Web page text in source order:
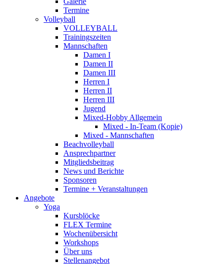
Termine
Volleyball
VOLLEYBALL
Trainingszeiten
Mannschaften
Damen I
Damen II
Damen III
Herren I
Herren II
Herren III
Jugend
Mixed-Hobby Allgemein
Mixed - In-Team (Kopie)
Mixed - Mannschaften
Beachvolleyball
Ansprechpartner
Mitgliedsbeitrag
News und Berichte
Sponsoren
Termine + Veranstaltungen
Angebote
Yoga
Kursblöcke
FLEX Termine
Wochenübersicht
Workshops
Über uns
Stellenangebot